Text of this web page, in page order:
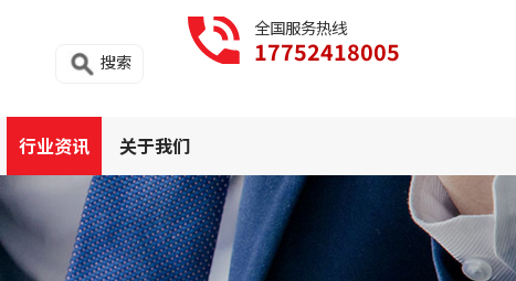
全国服务热线
17752418005
搜索
行业资讯 关于我们